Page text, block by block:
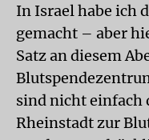
In Israel habe ich
gemacht – aber
Satz an diesem
sind nicht einfach
Rheinstadt zur